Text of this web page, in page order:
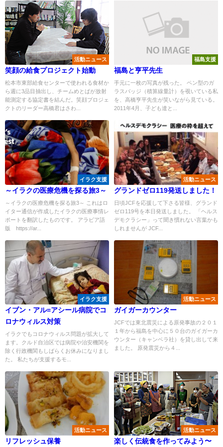
活動ニュース
笑顔の給食プロジェクト始動
松本市東部給食センターで使われる食材か
ら週に3品目抽出し、チームめとばが放射
能測定する協定書を結んだ。笑顔プロジェ
クトのリーダー高橋君はさわ...
福島支援
福島と亨平先生
手元に一枚の写真が残った。 ペン型のガ
ラスバッジ（積算線量計）を覗いている私
を、高橋亨平先生が笑いながら見ている。
2011年4月、子ども達と...
イラク支援
～イラクの医療危機を探る旅3～
～イラクの医療危機を探る旅3～ これはロ
イター通信が作成したイラクの医療事情レ
ポートを翻訳したものです。 アラビア語
版 https://ar...
活動ニュース
グランドゼロ119発送しました！
日頃JCFを応援して下さる皆様、グランド
ゼロ119号を本日発送しました。 「ヘルス
デモクラシー」って聞き慣れない言葉かも
しれませんが JCF...
イラク支援
イブン・アル=アシール病院でコ
ロナウィルス対策
イラクでもコロナウィルス問題が拡大して
ます。クルド自治区では病院や治安機関を
除く行政機関もしばらくお休みになりまし
た。 私たちが支援するモ...
活動ニュース
ガイガーカウンター
JCFでは東北震災による原発事故の２０１
１年から福島を中心に５０台のガイガーカ
ウンター（キャンベラ社）を貸し出して来
ました。 原発震災から４...
活動ニュース
リフレッシュ保養
活動ニュース
楽しく伝統食を作ってみよう〜